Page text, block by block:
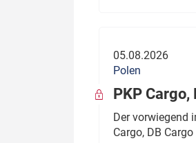
05.08.2026
Polen
PKP
Der vorwiegend
Cargo, DB